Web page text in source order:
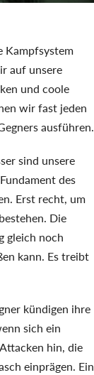
Kampfsystem
auf unsere
und coole
wir fast jeden
ausführen.
sind unsere
des
Erst recht, um
Die
gleich noch
kann. Es treibt
kündigen ihre
sich ein
hin, die
einprägen. Ein